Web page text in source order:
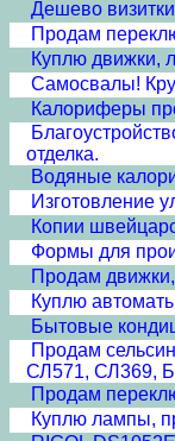
Дешево
Продам
Куплю движки,
Самосвалы!
Калориферы
отделка.
Водяные
Изготовление
Копии
Формы для
Продам
Куплю
Бытовые
Продам
СЛ571, СЛ369,
Продам
Куплю лампы,